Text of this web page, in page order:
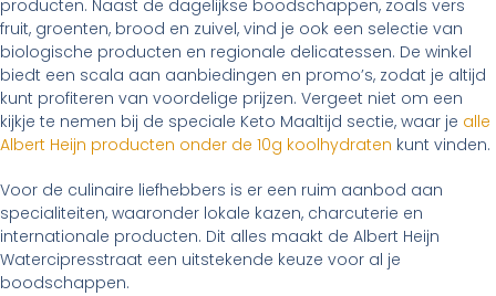
producten. Naast de dagelijkse boodschappen, zoals vers
fruit, groenten, brood en zuivel, vind je ook een selectie van
biologische producten en regionale delicatessen. De winkel
biedt een scala aan aanbiedingen en promo’s, zodat je altijd
kunt profiteren van voordelige prijzen. Vergeet niet om een
kijkje te nemen bij de speciale Keto Maaltijd sectie, waar je alle
Albert Heijn producten onder de 10g koolhydraten kunt vinden.
Voor de culinaire liefhebbers is er een ruim aanbod aan
specialiteiten, waaronder lokale kazen, charcuterie en
internationale producten. Dit alles maakt de Albert Heijn
Watercipresstraat een uitstekende keuze voor al je
boodschappen.